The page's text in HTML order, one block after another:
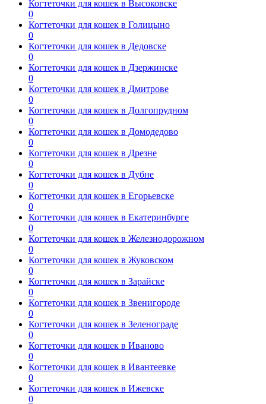
Когтеточки для кошек в Высоковске
0
Когтеточки для кошек в Голицыно
0
Когтеточки для кошек в Дедовске
0
Когтеточки для кошек в Дзержинске
0
Когтеточки для кошек в Дмитрове
0
Когтеточки для кошек в Долгопрудном
0
Когтеточки для кошек в Домодедово
0
Когтеточки для кошек в Дрезне
0
Когтеточки для кошек в Дубне
0
Когтеточки для кошек в Егорьевске
0
Когтеточки для кошек в Екатеринбурге
0
Когтеточки для кошек в Железнодорожном
0
Когтеточки для кошек в Жуковском
0
Когтеточки для кошек в Зарайске
0
Когтеточки для кошек в Звенигороде
0
Когтеточки для кошек в Зеленограде
0
Когтеточки для кошек в Иваново
0
Когтеточки для кошек в Ивантеевке
0
Когтеточки для кошек в Ижевске
0